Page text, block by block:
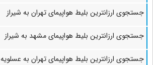
جستجوی ارزانترین بلیط هواپیمای تهران به شیراز
جستجوی ارزانترین بلیط هواپیمای مشهد به شیراز
جستجوی ارزانترین بلیط هواپیمای تهران به عسلویه